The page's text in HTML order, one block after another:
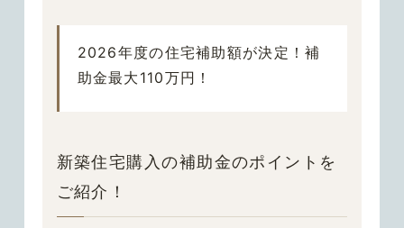
2026年度の住宅補助額が決定！補
助金最大110万円！
新築住宅購入の補助金のポイントを
ご紹介！